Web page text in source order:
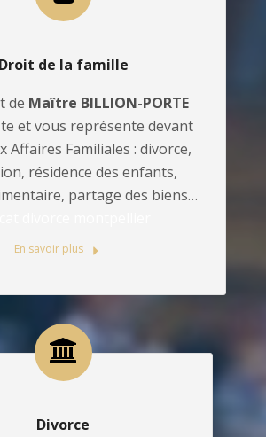
Droit de la famille
de Maître BILLION-PORTE
et vous représente devant
Affaires Familiales : divorce,
résidence des enfants,
partage des biens…
En savoir plus
Divorce